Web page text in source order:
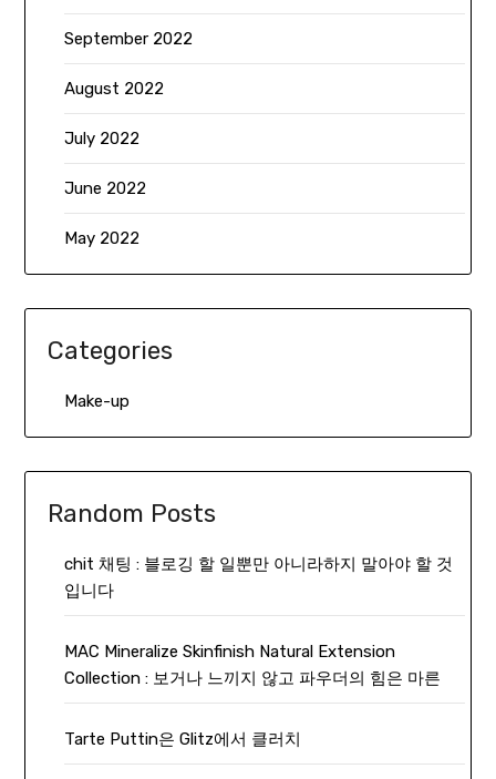
September 2022
August 2022
July 2022
June 2022
May 2022
Categories
Make-up
Random Posts
chit 채팅 : 블로깅 할 일뿐만 아니라하지 말아야 할 것
입니다
MAC Mineralize Skinfinish Natural Extension
Collection : 보거나 느끼지 않고 파우더의 힘은 마른
Tarte Puttin은 Glitz에서 클러치